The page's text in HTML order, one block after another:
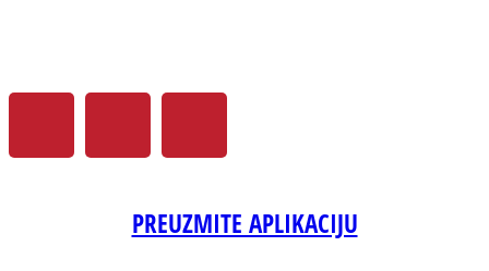
PREUZMITE APLIKACIJU